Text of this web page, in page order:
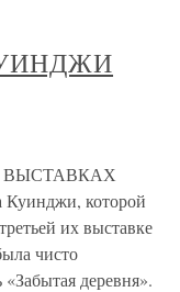
ВЫСТАВКАХ
которой
их выставке
чисто
деревня».